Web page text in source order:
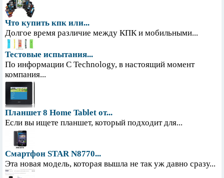
Что купить кпк или...
Долгое время различие между КПК и мобильными...
Тестовые испытания...
По информации С Technology, в настоящий момент
компания...
Планшет 8 Home Tablet от...
Если вы ищете планшет, который подходит для...
Смартфон STAR N8770...
Эта новая модель, которая вышла не так уж давно сразу...